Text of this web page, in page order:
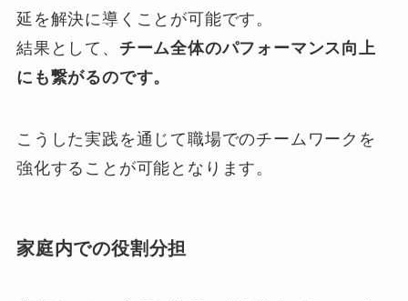
延を解決に導くことが可能です。
結果として、 チーム全体のパフォーマンス向上
にも繋がるのです。
こうした実践を通じて職場でのチームワークを
強化することが可能となります。
家庭内での役割分担